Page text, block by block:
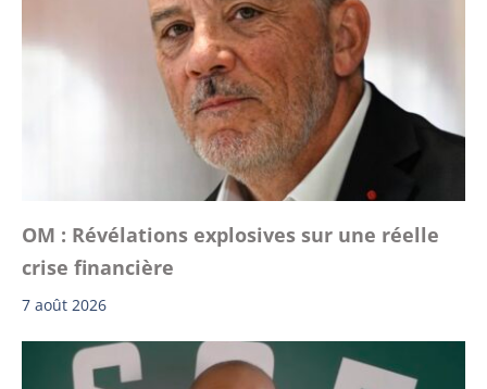
OM : Révélations explosives sur une réelle
crise financière
7 août 2026